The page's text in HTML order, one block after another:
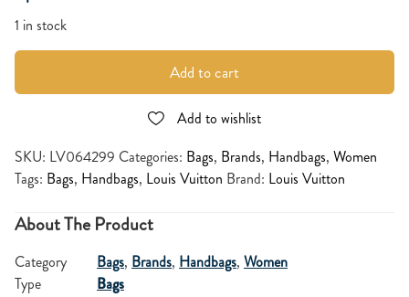
1 in stock
Add to cart
Add to wishlist
SKU: LV064299 Categories: Bags, Brands, Handbags, Women
Tags: Bags, Handbags, Louis Vuitton Brand: Louis Vuitton
About The Product
Category Bags, Brands, Handbags, Women
Type
Bags